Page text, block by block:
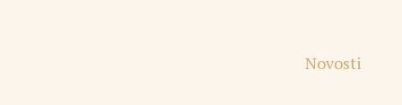
Novosti